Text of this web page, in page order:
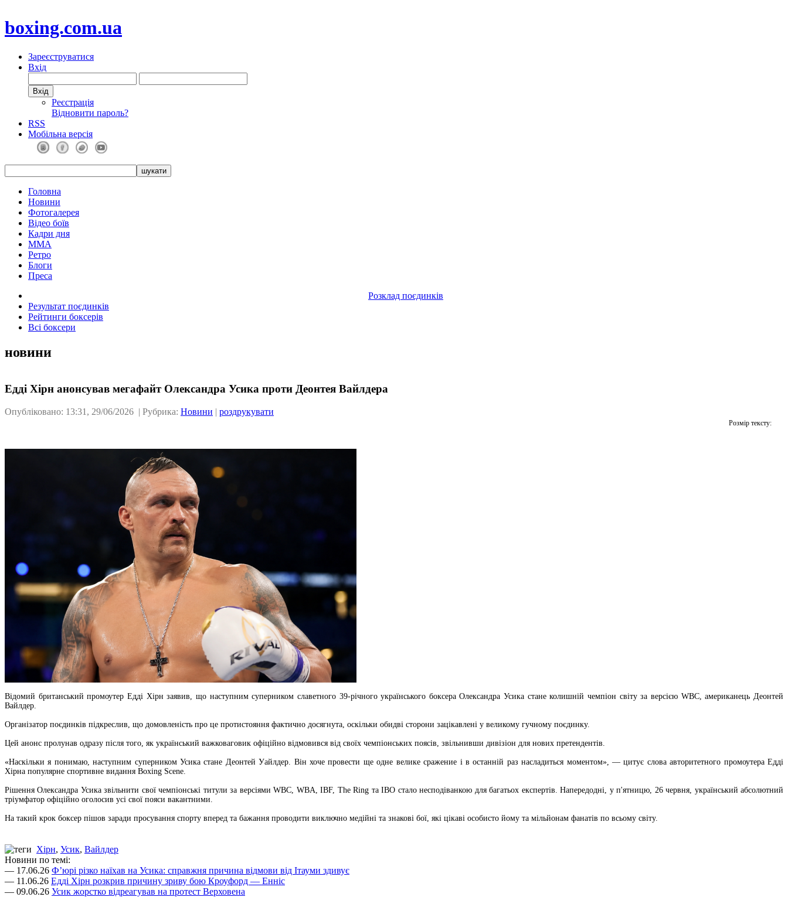
boxing.com.ua
Зареєструватися
Вхід
Реєстрація
Відновити пароль?
RSS
Мобільна версія
Головна
Новини
Фотогалерея
Відео боїв
Кадри дня
ММА
Ретро
Блоги
Преса
Розклад поєдинків
Результат поєдинків
Рейтинги боксерів
Всі боксери
новини
Едді Хірн анонсував мегафайт Олександра Усика проти Деонтея Вайлдера
Опубліковано: 13:31, 29/06/2026 | Рубрика: Новини | роздрукувати
Розмір тексту:
Відомий британський промоутер Едді Хірн заявив, що наступним суперником славетного 39-річного українського боксера Олександра Усика стане колишній чемпіон світу за версією WBC, американець Деонтей
Вайлдер.
Організатор поєдинків підкреслив, що домовленість про це протистояння фактично досягнута, оскільки обидві сторони зацікавлені у великому гучному поєдинку.
Цей анонс пролунав одразу після того, як український важковаговик офіційно відмовився від своїх чемпіонських поясів, звільнивши дивізіон для нових претендентів.
«Наскільки я понимаю, наступним суперником Усика стане Деонтей Уайлдер. Він хоче провести ще одне велике сражение і в останній раз насладиться моментом», — цитує слова авторитетного промоутера Едді
Хірна популярне спортивне видання Boxing Scene.
Рішення Олександра Усика звільнити свої чемпіонські титули за версіями WBC, WBA, IBF, The Ring та IBO стало несподіванкою для багатьох експертів. Напередодні, у п'ятницю, 26 червня, український абсолютний
тріумфатор офіційно оголосив усі свої пояси вакантними.
На такий крок боксер пішов заради просування спорту вперед та бажання проводити виключно медійні та знакові бої, які цікаві особисто йому та мільйонам фанатів по всьому світу.
Хірн, Усик, Вайлдер
Новини по темі:
— 17.06.26 Ф’юрі різко наїхав на Усика: справжня причина відмови від Ітауми здивує
— 11.06.26 Едді Хірн розкрив причину зриву бою Кроуфорд — Енніс
— 09.06.26 Усик жорстко відреагував на протест Верховена